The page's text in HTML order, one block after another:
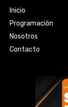
Inicio
Programación
Nosotros
Contacto